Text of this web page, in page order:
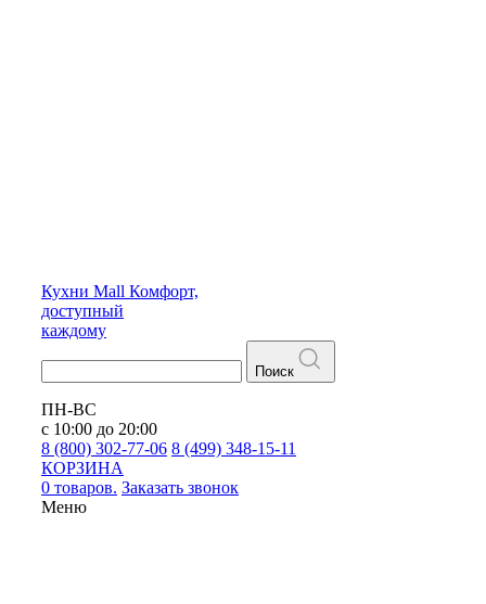
Кухни Mall Комфорт,
доступный
каждому
Поиск
ПН-ВС
с 10:00 до 20:00
8 (800) 302-77-06 8 (499) 348-15-11
КОРЗИНА
0 товаров. Заказать звонок
Меню